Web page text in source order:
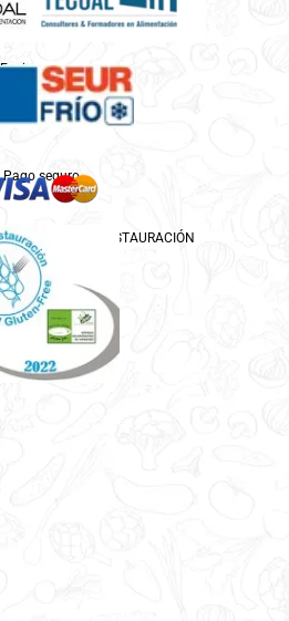
Enviamos por
Pago seguro
FACE RESTAURACIÓN